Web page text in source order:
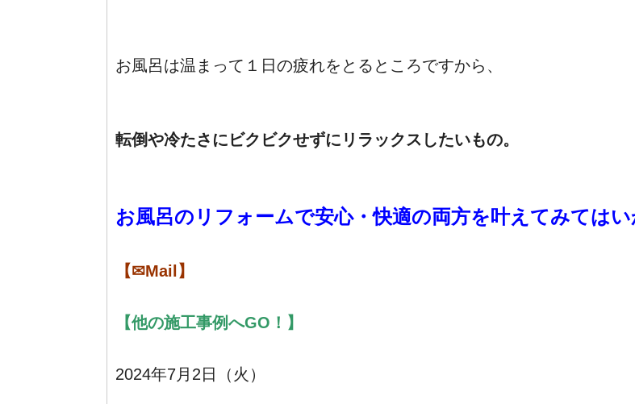
お風呂は温まって１日の疲れをとるところですから、
転倒や冷たさにビクビクせずにリラックスしたいもの。
お風呂のリフォームで安心・快適の両方を叶えてみてはい
【✉Mail】
【他の施工事例へGO！】
2024年7月2 日（火）